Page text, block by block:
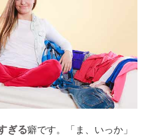
ぎる癖です。「ま、いっか」